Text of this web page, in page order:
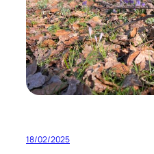
18/02/2025